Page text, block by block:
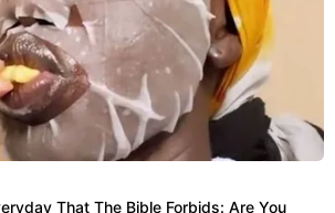
That The Bible Forbids: Are You